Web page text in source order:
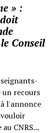
» :
Conseil
un recours
l'annonce
CNRS...